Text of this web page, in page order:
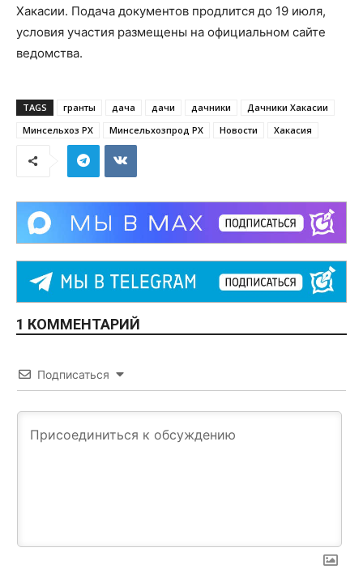
Хакасии. Подача документов продлится до 19 июля,
условия участия размещены на официальном сайте
ведомства.
TAGS гранты дача дачи дачники
Дачники Хакасии
Минсельхоз РХ
Минсельхозпрод РХ Новости Хакасия
1 КОММЕНТАРИЙ
Подписаться